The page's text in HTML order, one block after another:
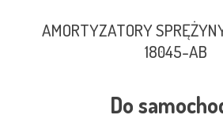
AMORTYZATORY
18045-AB
Do